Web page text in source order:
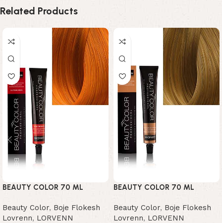
Related Products
BEAUTY COLOR 70 ML
Beauty Color, Boje Flokesh
Lovrenn, LORVENN
BEAUTY COLOR 70 ML
Beauty Color, Boje Flokesh
Lovrenn, LORVENN